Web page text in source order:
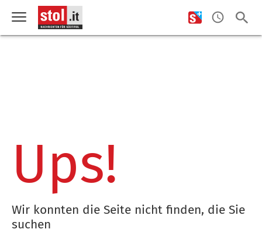
Ups!
Wir konnten die Seite nicht finden, die Sie
suchen